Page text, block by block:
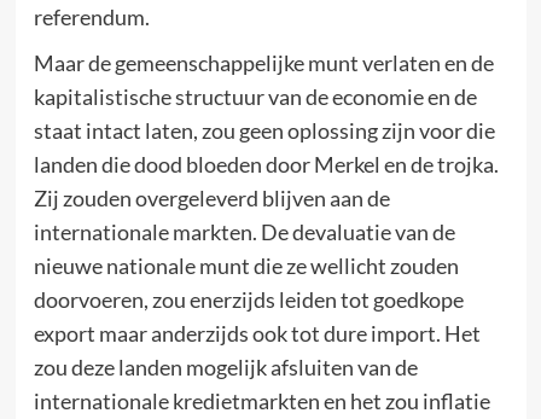
referendum.
Maar de gemeenschappelijke munt verlaten en de
kapitalistische structuur van de economie en de
staat intact laten, zou geen oplossing zijn voor die
landen die dood bloeden door Merkel en de trojka.
Zij zouden overgeleverd blijven aan de
internationale markten. De devaluatie van de
nieuwe nationale munt die ze wellicht zouden
doorvoeren, zou enerzijds leiden tot goedkope
export maar anderzijds ook tot dure import. Het
zou deze landen mogelijk afsluiten van de
internationale kredietmarkten en het zou inflatie